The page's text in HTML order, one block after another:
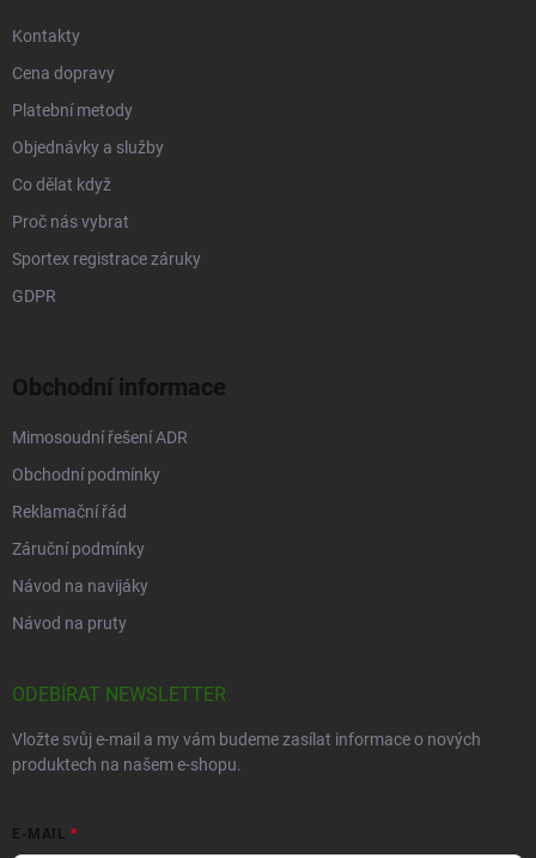
Kontakty
Cena dopravy
Platební metody
Objednávky a služby
Co dělat když
Proč nás vybrat
Sportex registrace záruky
GDPR
Obchodní informace
Mimosoudní řešení ADR
Obchodní podmínky
Reklamační řád
Záruční podmínky
Návod na navijáky
Návod na pruty
ODEBÍRAT NEWSLETTER
Vložte svůj e-mail a my vám budeme zasílat informace o nových
produktech na našem e-shopu.
E-MAIL